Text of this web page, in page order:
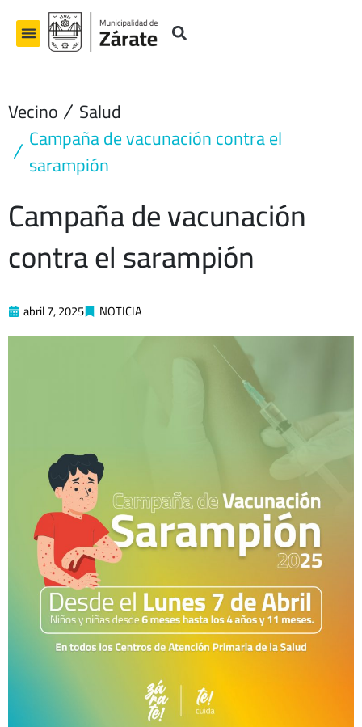
contenido
Vecino Salud
Campaña de vacunación contra el
sarampión
Campaña de vacunación
contra el sarampión
abril 7, 2025 NOTICIA